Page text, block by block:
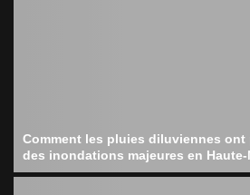
Comment les pluies diluviennes ont
des inondations majeures en Haute-